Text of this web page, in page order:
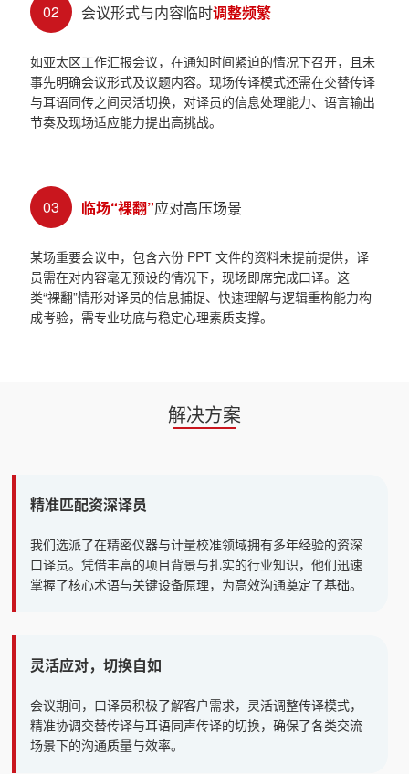
02 会议形式与内容临时调整频繁
如亚太区工作汇报会议，在通知时间紧迫的情况下召开，且未
事先明确会议形式及议题内容。现场传译模式还需在交替传译
与耳语同传之间灵活切换，对译员的信息处理能力、语言输出
节奏及现场适应能力提出高挑战。
03 临场“裸翻”应对高压场景
某场重要会议中，包含六份 PPT 文件的资料未提前提供，译
员需在对内容毫无预设的情况下，现场即席完成口译。这
类“裸翻”情形对译员的信息捕捉、快速理解与逻辑重构能力构
成考验，需专业功底与稳定心理素质支撑。
解决方案
精准匹配资深译员
我们选派了在精密仪器与计量校准领域拥有多年经验的资深
口译员。凭借丰富的项目背景与扎实的行业知识，他们迅速
掌握了核心术语与关键设备原理，为高效沟通奠定了基础。
灵活应对，切换自如
会议期间，口译员积极了解客户需求，灵活调整传译模式，
精准协调交替传译与耳语同声传译的切换，确保了各类交流
场景下的沟通质量与效率。